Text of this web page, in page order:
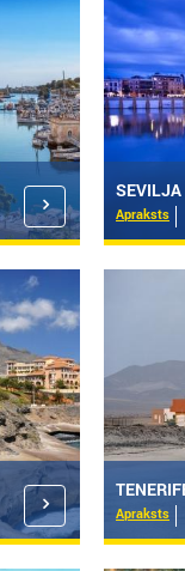
SEVILJA
Apraksts
Apraksts